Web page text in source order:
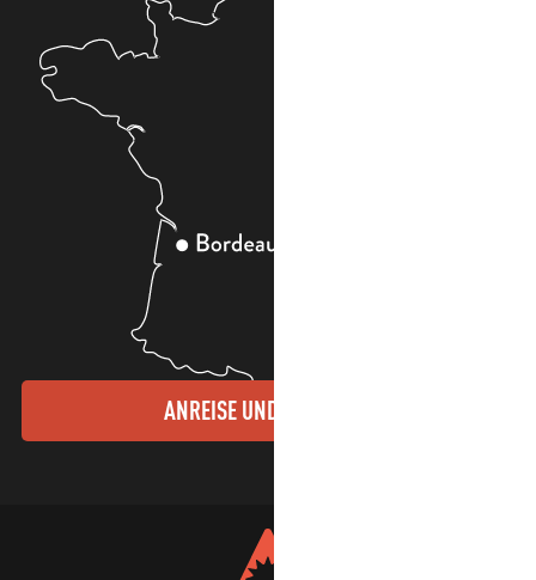
ANREISE UND KONTAKTE